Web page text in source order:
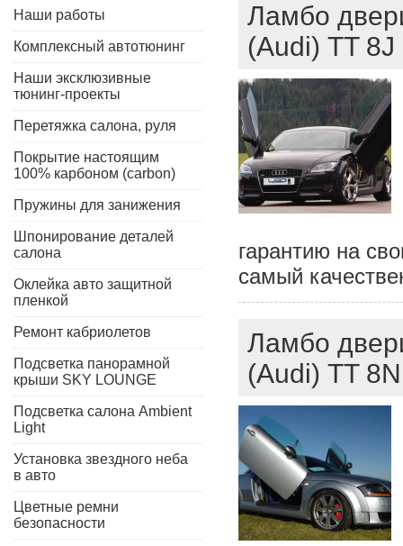
Наши работы
Комплексный автотюнинг
Наши эксклюзивные
тюнинг-проекты
Перетяжка салона, руля
Покрытие настоящим
100% карбоном (carbon)
Пружины для занижения
Шпонирование деталей
салона
Оклейка авто защитной
пленкой
Ремонт кабриолетов
Подсветка панорамной
крыши SKY LOUNGE
Подсветка салона Ambient
Light
Установка звездного неба
в авто
Цветные ремни
безопасности
Ламбо
(Audi) TT 8J
гарантию на
самый
Ламбо
(Audi) TT 8N